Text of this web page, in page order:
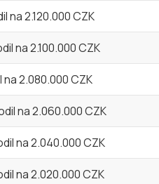
na 2.120.000 CZK
na 2.100.000 CZK
na 2.080.000 CZK
na 2.060.000 CZK
na 2.040.000 CZK
na 2.020.000 CZK